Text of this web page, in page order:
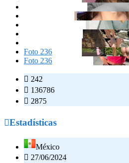
Foto 236
Foto 236
 242
 136786
 2875
Estadísticas
México
 27/06/2024